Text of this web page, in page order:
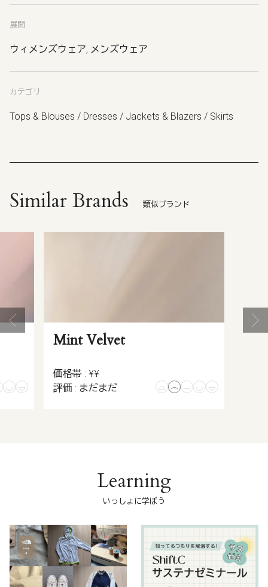
展開
ウィメンズウェア, メンズウェア
カテゴリ
Tops & Blouses / Dresses / Jackets & Blazers / Skirts
Similar Brands 類似ブランド
Mint Velvet
価格帯 : ¥¥
評価 : まだまだ
Learning
いっしょに学ぼう